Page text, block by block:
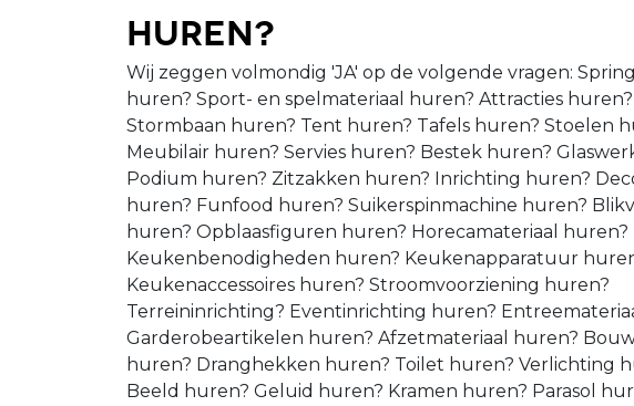
Huren?
Wij zeggen volmondig 'JA' op de volgende vragen:
huren? Sport- en spelmateriaal huren? Attracties huren?
Stormbaan huren? Tent huren? Tafels huren? Stoelen
Meubilair huren? Servies huren? Bestek huren?
Podium huren? Zitzakken huren? Inrichting huren?
huren? Funfood huren? Suikerspinmachine huren?
huren? Opblaasfiguren huren? Horecamateriaal huren?
Keukenbenodigheden huren? Keukenapparatuur
Keukenaccessoires huren? Stroomvoorziening huren?
Terreininrichting? Eventinrichting huren?
Garderobeartikelen huren? Afzetmateriaal huren?
huren? Dranghekken huren? Toilet huren? Verlichting
Beeld huren? Geluid huren? Kramen huren? Parasol